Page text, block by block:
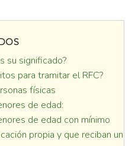
su significado?
para tramitar el RFC?
físicas
de edad:
de edad con mínimo
propia y que reciban un